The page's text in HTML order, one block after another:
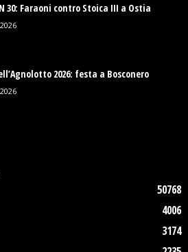
30: Faraoni contro Stoica III a Ostia
2026: festa a Bosconero
50768
4006
3174